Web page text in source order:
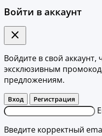
Войти в аккаунт
Войдите в свой аккаунт,
эксклюзивным
предложениям.
Вход Регистрация
Введите корректный